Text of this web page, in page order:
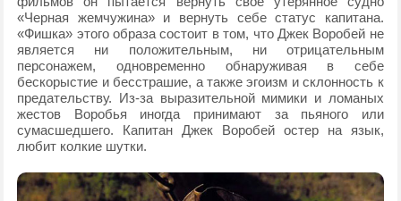
«Черная жемчужина» и вернуть себе статус капитана.
«Фишка» этого образа состоит в том, что Джек Воробей не
является ни положительным, ни отрицательным
персонажем, одновременно обнаруживая в себе
бескорыстие и бесстрашие, а также эгоизм и склонность к
предательству. Из-за выразительной мимики и ломаных
жестов Воробья иногда принимают за пьяного или
сумасшедшего. Капитан Джек Воробей остер на язык,
любит колкие шутки.